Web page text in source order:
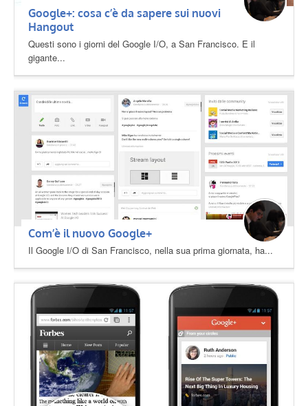
Google+: cosa c’è da sapere sui nuovi
Hangout
Questi sono i giorni del Google I/O, a San Francisco. E il
gigante...
Com’è il nuovo Google+
Il Google I/O di San Francisco, nella sua prima giornata, ha...